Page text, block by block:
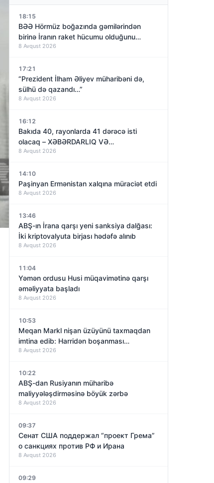
18:15
BƏƏ Hörmüz boğazında gəmilərindən
birinə İranın raket hücumu olduğunu
açıqladı
8 Avqust 2026
17:21
“Prezident İlham Əliyev müharibəni də,
sülhü də qazandı…”
8 Avqust 2026
16:12
Bakıda 40, rayonlarda 41 dərəcə isti
olacaq – XƏBƏRDARLIQ VƏ…
8 Avqust 2026
14:10
Paşinyan Ermənistan xalqına müraciət etdi
8 Avqust 2026
13:46
ABŞ-ın İrana qarşı yeni sanksiya dalğası:
İki kriptovalyuta birjası hədəfə alınıb
8 Avqust 2026
11:04
Yəmən ordusu Husi müqavimətinə qarşı
əməliyyata başladı
8 Avqust 2026
10:53
Meqan Markl nişan üzüyünü taxmaqdan
imtina edib: Harridən boşanması
yaxınlaşırmı?
8 Avqust 2026
10:22
ABŞ-dan Rusiyanın müharibə
maliyyələşdirməsinə böyük zərbə
8 Avqust 2026
09:37
Сенат США поддержал “проект Грема”
о санкциях против РФ и Ирана
8 Avqust 2026
09:29